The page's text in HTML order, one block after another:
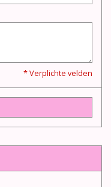
* Verplichte velden